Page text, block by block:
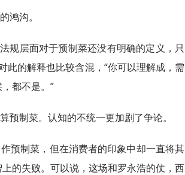
鸿沟。
规层面对于预制菜还没有明确的定义，只
此的解释也比较含混，“你可以理解成，需
都不是。”
制菜。认知的不统一更加剧了争论。
预制菜，但在消费者的印象中却一直将其
的失败。可以说，这场和罗永浩的仗，西